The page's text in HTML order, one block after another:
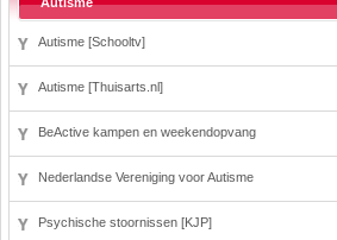
Autisme [Schooltv]
Autisme [Thuisarts.nl]
BeActive kampen en weekendopvang
Nederlandse Vereniging voor Autisme
Psychische stoornissen [KJP]